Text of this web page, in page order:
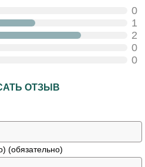
0
1
2
0
0
ОТЗЫВ
(обязательно)